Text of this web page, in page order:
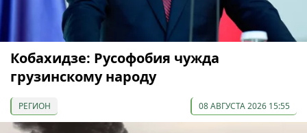
Кобахидзе: Русофобия чужда
грузинскому народу
РЕГИОН 08 АВГУСТА 2026 15:55